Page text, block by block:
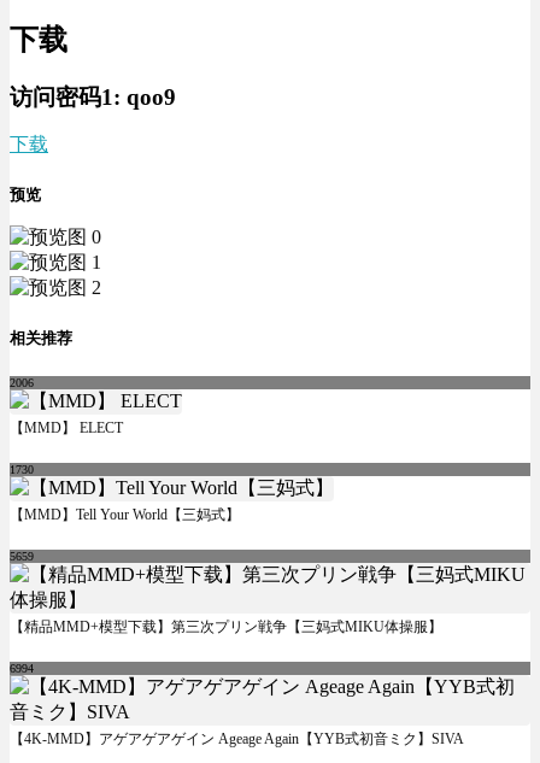
下载
访问密码1: qoo9
下载
预览
相关推荐
2006
【MMD】 ELECT
1730
【MMD】Tell Your World【三妈式】
5659
【精品MMD+模型下载】第三次プリン戦争【三妈式MIKU体操服】
6994
【4K-MMD】アゲアゲアゲイン Ageage Again【YYB式初音ミク】SIVA